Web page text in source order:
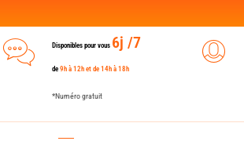
Disponibles pour vous 6j /7
de 9h à 12h et de 14h à 18h
*Numéro gratuit